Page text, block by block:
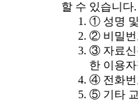
할 수 있습니다.
① 성명
② 비밀번
③ 자료신
한 이용자
④ 전화번
⑤ 기타